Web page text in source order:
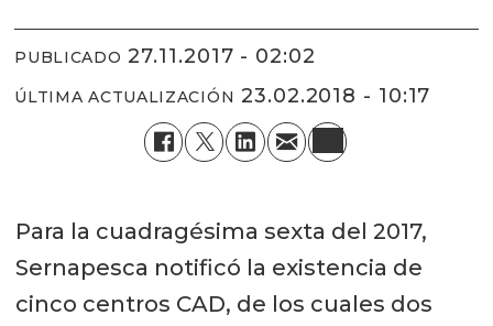
PUBLICADO 27.11.2017 - 02:02
ÚLTIMA ACTUALIZACIÓN 23.02.2018 - 10:17
Para la cuadragésima sexta del 2017,
Sernapesca notificó la existencia de
cinco centros CAD, de los cuales dos